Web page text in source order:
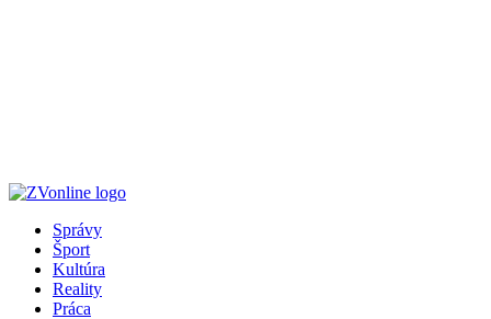
Správy
Šport
Kultúra
Reality
Práca